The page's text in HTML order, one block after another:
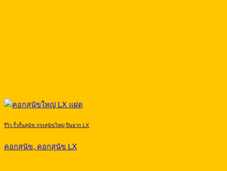
รีวิว รั้วกั้นสุนัข กรงสุนัขใหญ่ ปีนยาก LX
คอกสุนัข, คอกสุนัข LX